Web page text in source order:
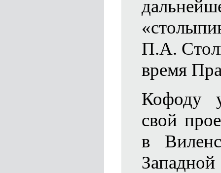
П.А.
время
Кофоду
свой
в